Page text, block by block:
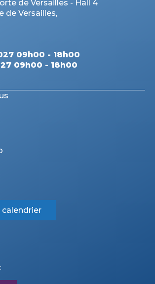
de Versailles - Hall 4
de Versailles,
09h00 - 18h00
09h00 - 18h00